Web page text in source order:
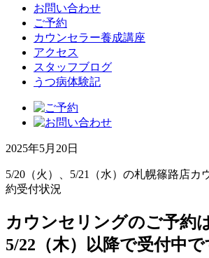
お問い合わせ
ご予約
カウンセラー養成講座
アクセス
スタッフブログ
うつ病体験記
2025年5月20日
5/20（火）、5/21（水）の札幌篠路店カ
約受付状況
カウンセリングのご予約は
5/22（木）以降で受付中で